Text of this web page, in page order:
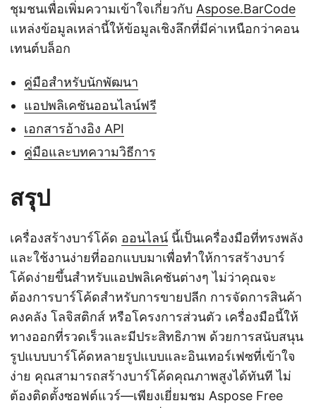
ชุมชนเพื่อเพิ่มความเข้าใจเกี่ยวกับ Aspose.BarCode
แหล่งข้อมูลเหล่านี้ให้ข้อมูลเชิงลึกที่มีค่าเหนือกว่าคอน
เทนต์บล็อก
คู่มือสำหรับนักพัฒนา
แอปพลิเคชันออนไลน์ฟรี
เอกสารอ้างอิง API
คู่มือและบทความวิธีการ
สรุป
เครื่องสร้างบาร์โค้ด ออนไลน์ นี้เป็นเครื่องมือที่ทรงพลัง
และใช้งานง่ายที่ออกแบบมาเพื่อทำให้การสร้างบาร์
โค้ดง่ายขึ้นสำหรับแอปพลิเคชันต่างๆ ไม่ว่าคุณจะ
ต้องการบาร์โค้ดสำหรับการขายปลีก การจัดการสินค้า
คงคลัง โลจิสติกส์ หรือโครงการส่วนตัว เครื่องมือนี้ให้
ทางออกที่รวดเร็วและมีประสิทธิภาพ ด้วยการสนับสนุน
รูปแบบบาร์โค้ดหลายรูปแบบและอินเทอร์เฟซที่เข้าใจ
ง่าย คุณสามารถสร้างบาร์โค้ดคุณภาพสูงได้ทันที ไม่
ต้องติดตั้งซอฟต์แวร์—เพียงเยี่ยมชม Aspose Free